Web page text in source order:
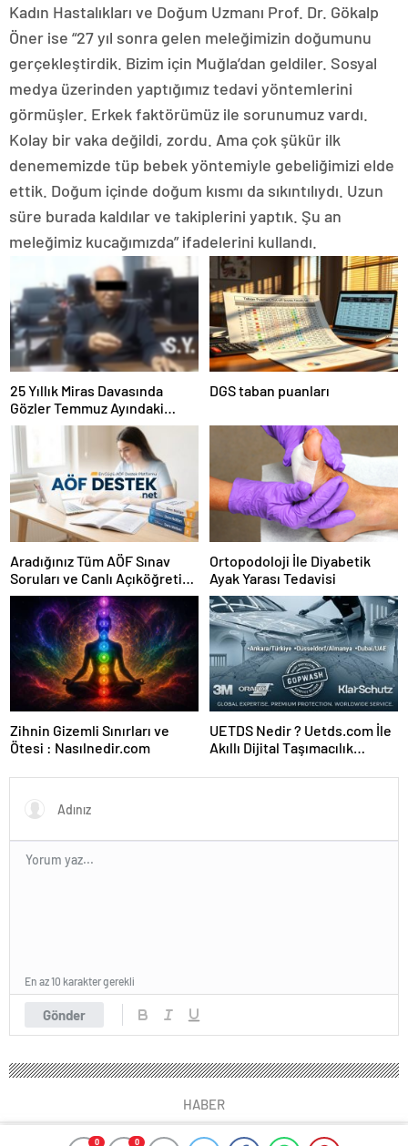
0 0
Kadın Hastalıkları ve Doğum Uzmanı Prof. Dr. Gökalp
Öner ise “27 yıl sonra gelen meleğimizin doğumunu
gerçekleştirdik. Bizim için Muğla’dan geldiler. Sosyal
medya üzerinden yaptığımız tedavi yöntemlerini
görmüşler. Erkek faktörümüz ile sorunumuz vardı.
Kolay bir vaka değildi, zordu. Ama çok şükür ilk
denememizde tüp bebek yöntemiyle gebeliğimizi elde
ettik. Doğum içinde doğum kısmı da sıkıntılıydı. Uzun
süre burada kaldılar ve takiplerini yaptık. Şu an
meleğimiz kucağımızda” ifadelerini kullandı.
25 Yıllık Miras Davasında
Gözler Temmuz Ayındaki
Karar Duruşmasına Çevrildi
DGS taban puanları
Aradığınız Tüm AÖF Sınav
Soruları ve Canlı Açıköğretim
Forumu Burada
Ortopodoloji İle Diyabetik
Ayak Yarası Tedavisi
Zihnin Gizemli Sınırları ve
Ötesi : Nasılnedir.com
UETDS Nedir ? Uetds.com İle
Akıllı Dijital Taşımacılık
Gönder
En az 10 karakter gerekli
HABER